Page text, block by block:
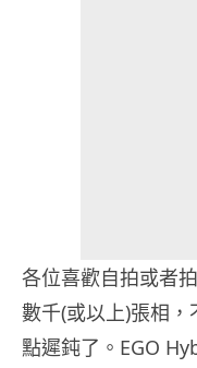
各位喜歡自拍或者
數千(或以上)張相
點遲鈍了。EGO